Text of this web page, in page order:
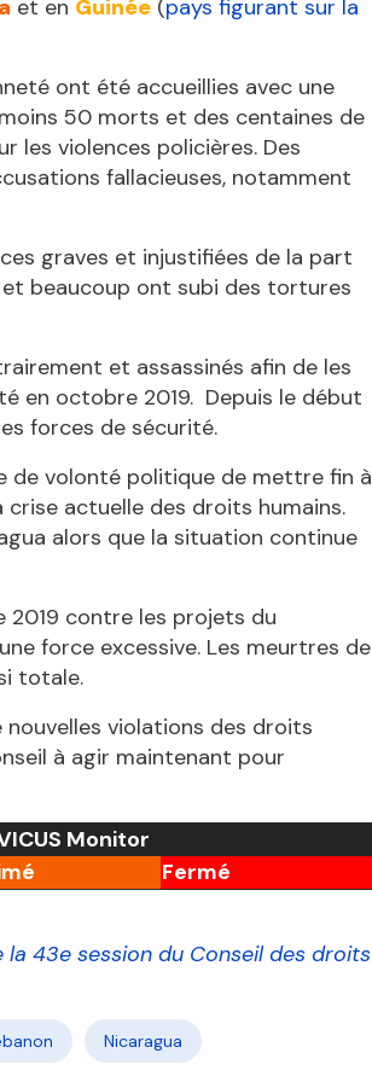
et en Guinée (pays figurant sur la
ont été accueillies avec une
50 morts et des centaines de
les violences policières. Des
fallacieuses, notamment
graves et injustifiées de la part
beaucoup ont subi des tortures
et assassinés afin de les
en octobre 2019. Depuis le début
forces de sécurité.
de volonté politique de mettre fin à
actuelle des droits humains.
alors que la situation continue
contre les projets du
force excessive. Les meurtres de
totale.
violations des droits
à agir maintenant pour
Monitor
Fermé
43e session du Conseil des droits
Nicaragua